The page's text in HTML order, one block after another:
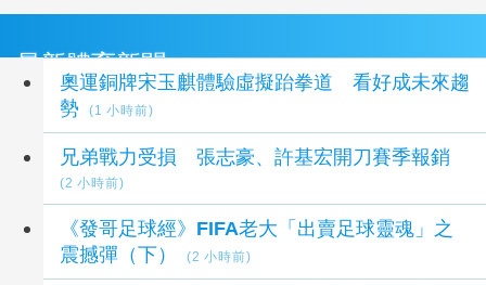
最新體育新聞
奧運銅牌宋玉麒體驗虛擬跆拳道 看好成未來趨
勢
(1 小時前)
兄弟戰力受損 張志豪、許基宏開刀賽季報銷
(2 小時前)
《發哥足球經》FIFA老大「出賣足球靈魂」之
震撼彈（下）
(2 小時前)